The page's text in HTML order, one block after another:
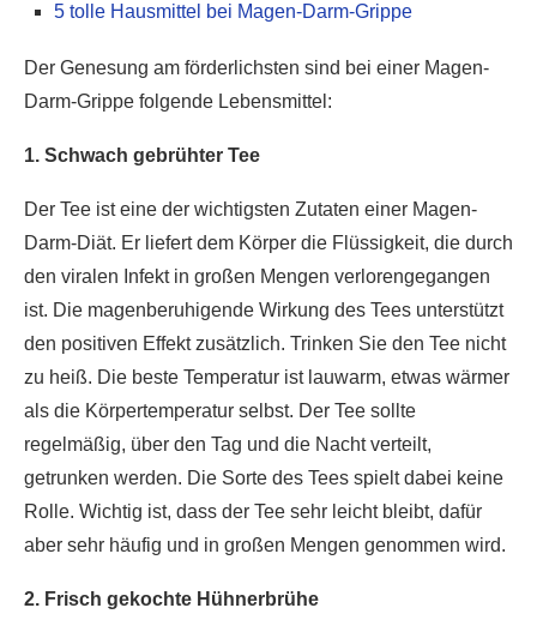
5 tolle Hausmittel bei Magen-Darm-Grippe
Der Genesung am förderlichsten sind bei einer Magen-
Darm-Grippe folgende Lebensmittel:
1. Schwach gebrühter Tee
Der Tee ist eine der wichtigsten Zutaten einer Magen-
Darm-Diät. Er liefert dem Körper die Flüssigkeit, die durch
den viralen Infekt in großen Mengen verlorengegangen
ist. Die magenberuhigende Wirkung des Tees unterstützt
den positiven Effekt zusätzlich. Trinken Sie den Tee nicht
zu heiß. Die beste Temperatur ist lauwarm, etwas wärmer
als die Körpertemperatur selbst. Der Tee sollte
regelmäßig, über den Tag und die Nacht verteilt,
getrunken werden. Die Sorte des Tees spielt dabei keine
Rolle. Wichtig ist, dass der Tee sehr leicht bleibt, dafür
aber sehr häufig und in großen Mengen genommen wird.
2. Frisch gekochte Hühnerbrühe